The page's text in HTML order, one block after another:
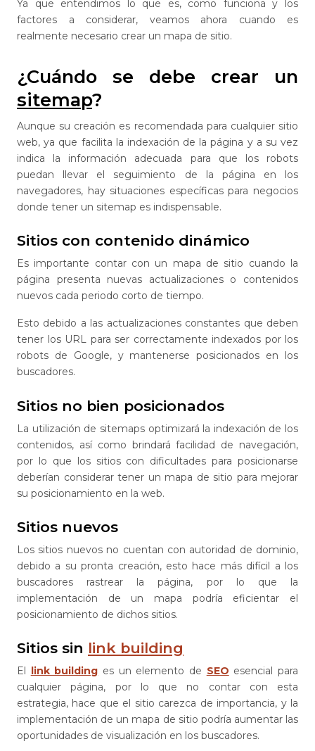
Ya que entendimos lo que es, como funciona y los
factores a considerar, veamos ahora cuando es
realmente necesario crear un mapa de sitio.
¿Cuándo se debe crear un
sitemap?
Aunque su creación es recomendada para cualquier sitio
web, ya que facilita la indexación de la página y a su vez
indica la información adecuada para que los robots
puedan llevar el seguimiento de la página en los
navegadores, hay situaciones específicas para negocios
donde tener un sitemap es indispensable.
Sitios con contenido dinámico
Es importante contar con un mapa de sitio cuando la
página presenta nuevas actualizaciones o contenidos
nuevos cada periodo corto de tiempo.
Esto debido a las actualizaciones constantes que deben
tener los URL para ser correctamente indexados por los
robots de Google, y mantenerse posicionados en los
buscadores.
Sitios no bien posicionados
La utilización de sitemaps optimizará la indexación de los
contenidos, así como brindará facilidad de navegación,
por lo que los sitios con dificultades para posicionarse
deberían considerar tener un mapa de sitio para mejorar
su posicionamiento en la web.
Sitios nuevos
Los sitios nuevos no cuentan con autoridad de dominio,
debido a su pronta creación, esto hace más difícil a los
buscadores rastrear la página, por lo que la
implementación de un mapa podría eficientar el
posicionamiento de dichos sitios.
Sitios sin link building
El link building es un elemento de SEO esencial para
cualquier página, por lo que no contar con esta
estrategia, hace que el sitio carezca de importancia, y la
implementación de un mapa de sitio podría aumentar las
oportunidades de visualización en los buscadores.